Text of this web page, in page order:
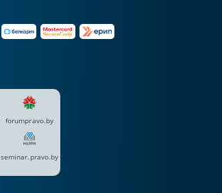
forumpravo.by
seminar.pravo.by